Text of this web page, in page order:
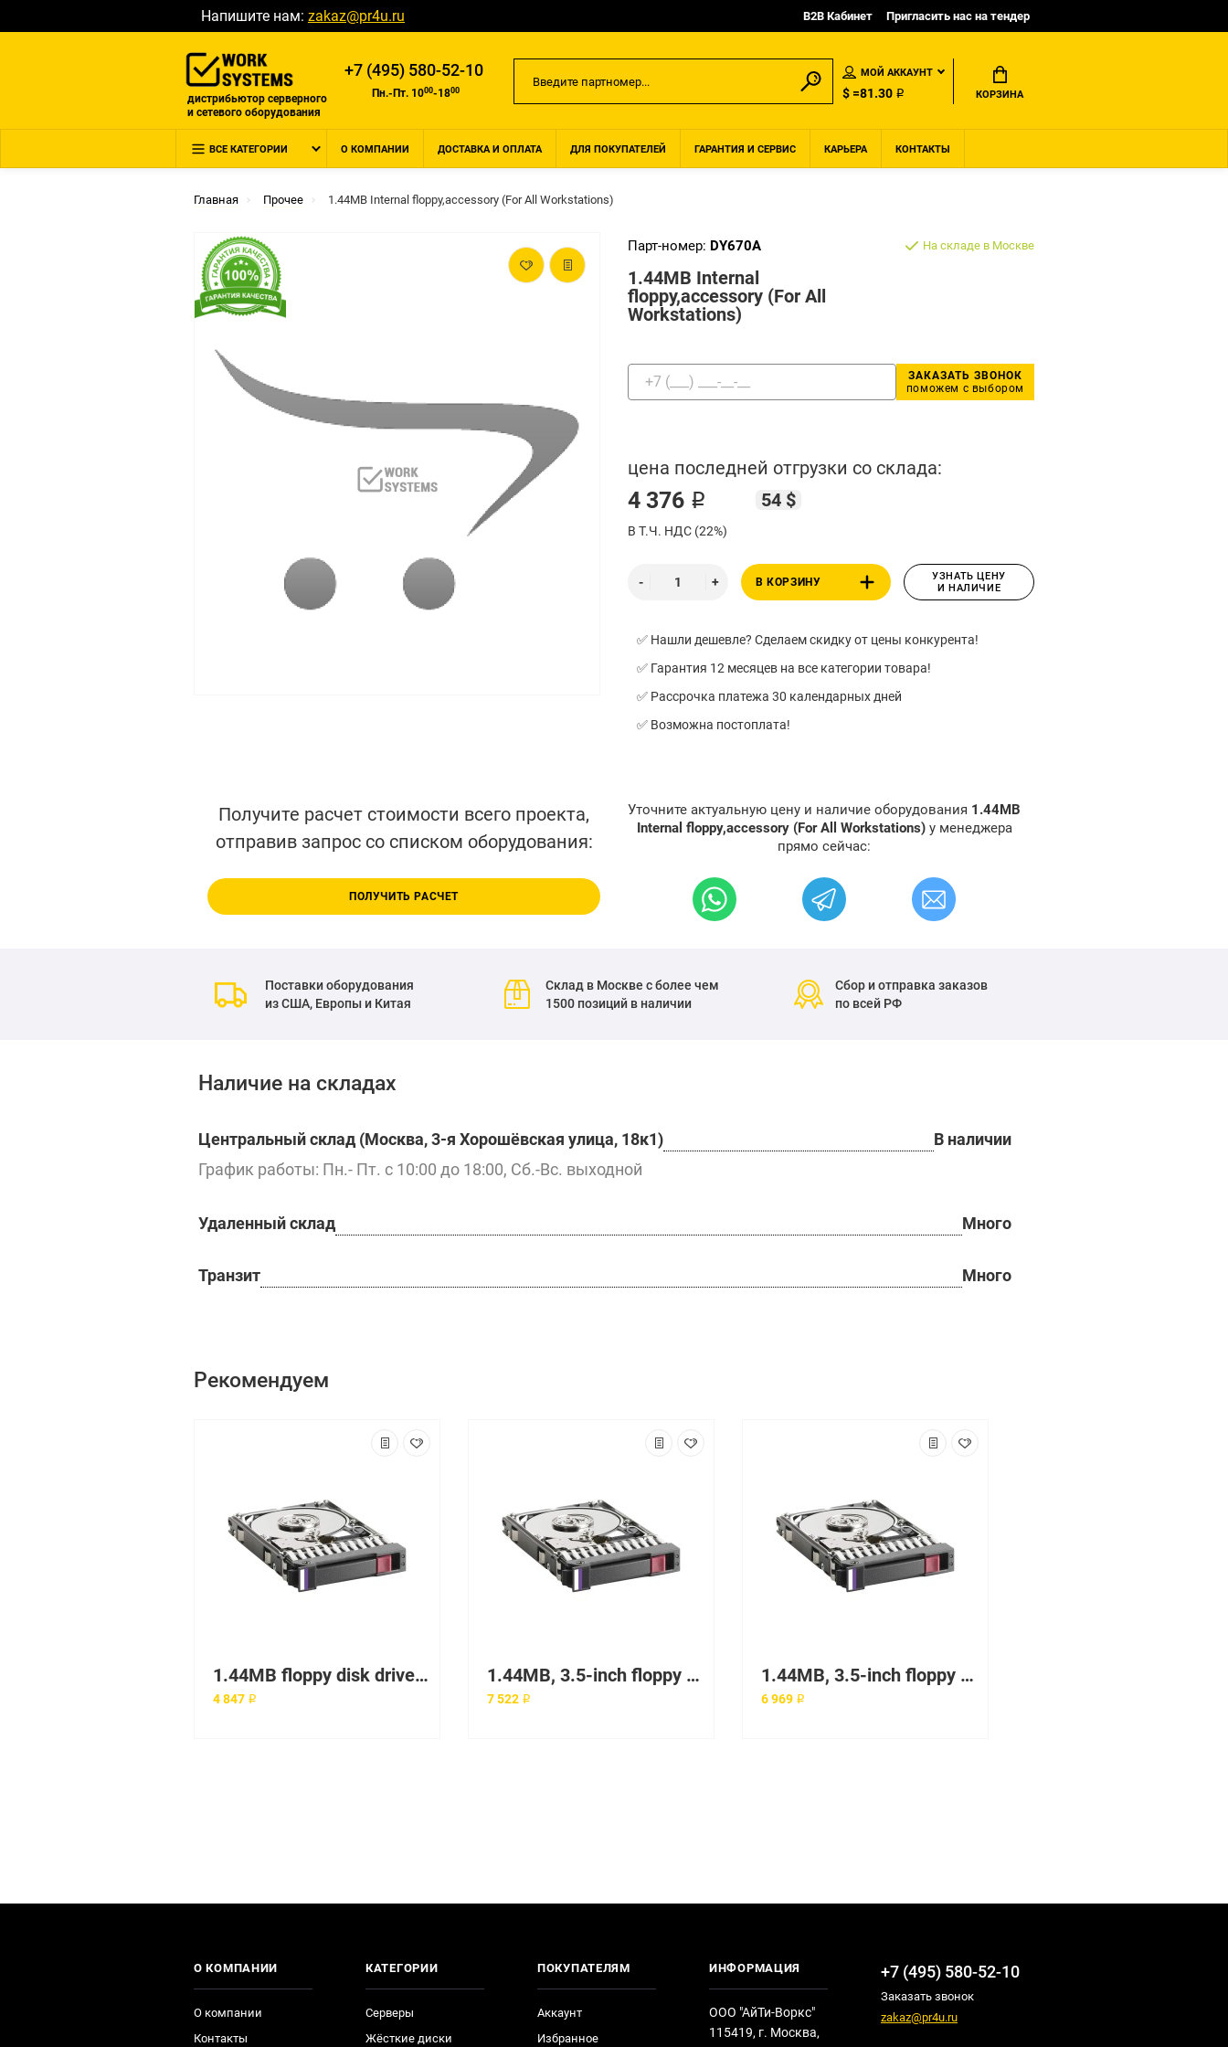
Напишите нам: zakaz@pr4u.ru B2B Кабинет Пригласить нас на тендер
дистрибьютор серверного
и сетевого оборудования
+7 (495) 580-52-10
Пн.-Пт. 1000-1800
МОЙ АККАУНТ
$ =81.30 ₽ КОРЗИНА
ВСЕ КАТЕГОРИИ О КОМПАНИИ ДОСТАВКА И ОПЛАТА ДЛЯ ПОКУПАТЕЛЕЙ ГАРАНТИЯ И СЕРВИС КАРЬЕРА КОНТАКТЫ
Главная Прочее 1.44MB Internal floppy,accessory (For All Workstations)
Парт-номер: DY670A
1.44MB Internal
floppy,accessory (For All
Workstations)
На складе в Москве
ЗАКАЗАТЬ ЗВОНОК
поможем с выбором
цена последней отгрузки со склада:
4 376 ₽ 54 $
В Т.Ч. НДС (22%)
В КОРЗИНУ
УЗНАТЬ ЦЕНУ
И НАЛИЧИЕ
✅ Нашли дешевле? Сделаем скидку от цены конкурента!
✅ Гарантия 12 месяцев на все категории товара!
✅ Рассрочка платежа 30 календарных дней
✅ Возможна постоплата!
Получите расчет стоимости всего проекта,
отправив запрос со списком оборудования:
ПОЛУЧИТЬ РАСЧЕТ
Уточните актуальную цену и наличие оборудования 1.44MB
Internal floppy,accessory (For All Workstations) у менеджера
прямо сейчас:
Поставки оборудования
из США, Европы и Китая
Склад в Москве с более чем
1500 позиций в наличии
Сбор и отправка заказов
по всей РФ
Наличие на складах
Центральный склад (Москва, 3-я Хорошёвская улица, 18к1)
В наличии
График работы: Пн.- Пт. с 10:00 до 18:00, Сб.-Вс. выходной
Удаленный склад Много
Транзит Много
Рекомендуем
1.44MB floppy disk drive 12.7mm (0.5in) height.
4 847 ₽
1.44MB, 3.5-inch floppy disk drive - No bezel
7 522 ₽
1.44MB, 3.5-inch floppy disk drive - No bezel.
6 969 ₽
О КОМПАНИИ
О компании
Контакты
КАТЕГОРИИ
Серверы
Жёсткие диски
ПОКУПАТЕЛЯМ
Аккаунт
Избранное
ИНФОРМАЦИЯ
ООО "АйТи-Воркс"
115419, г. Москва,
+7 (495) 580-52-10
Заказать звонок
zakaz@pr4u.ru